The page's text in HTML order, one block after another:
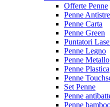
Offerte Penne
Penne
Penne Carta
Penne Green
Puntatori
Penne Legno
Penne Metallo
Penne Plastica
Penne
Set Penne
Penne
Penne